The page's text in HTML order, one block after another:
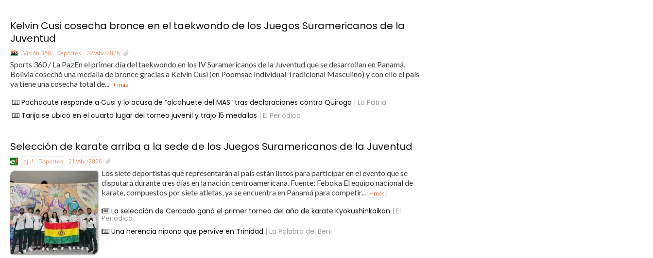
Kelvin Cusi cosecha bronce en el taekwondo de los Juegos Suramericanos de la
Juventud
Visión 360 Deportes 22/Abr/2026
Sports 360 / La PazEn el primer día del taekwondo en los IV Suramericanos de la Juventud que se desarrollan en Panamá,
Bolivia cosechó una medalla de bronce gracias a Kelvin Cusi (en Poomsae Individual Tradicional Masculino) y con ello el país
ya tiene una cosecha total de... + más
Pachacute responde a Cusi y lo acusa de “alcahuete del MAS” tras declaraciones contra Quiroga | La Patria
Tarija se ubicó en el cuarto lugar del torneo juvenil y trajo 15 medallas | El Periódico
Selección de karate arriba a la sede de los Juegos Suramericanos de la Juventud
eju! Deportes 21/Abr/2026
Los siete deportistas que representarán al país están listos para participar en el evento que se
disputará durante tres días en la nación centroamericana. Fuente: Feboka El equipo nacional de
karate, compuestos por siete atletas, ya se encuentra en Panamá para competir...
+ más
La selección de Cercado ganó el primer torneo del año de karate Kyokushinkaikan | El
Periódico
Una herencia nipona que pervive en Trinidad | La Palabra del Beni